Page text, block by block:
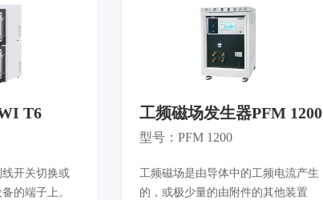
电力设施
T6
开关切换或
的端子上。
工频磁场发生器PFM 1200
型号：PFM 1200
工频磁场是由导体中的工频电流产生
的，或极少量的由附件的其他装置